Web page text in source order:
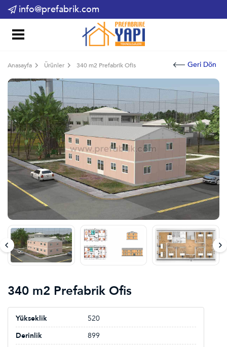
info@prefabrik.com
Anasayfa Ürünler 340 m2 Prefabrik Ofis Geri Dön
340 m2 Prefabrik Ofis
Yükseklik
520
Derinlik
899